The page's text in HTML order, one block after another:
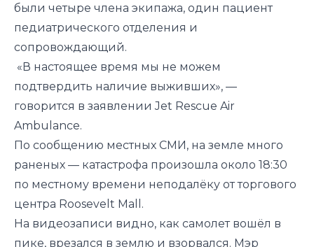
были четыре члена экипажа, один пациент
педиатрического отделения и
сопровождающий.
«В настоящее время мы не можем
подтвердить наличие выживших», —
говорится в заявлении Jet Rescue Air
Ambulance.
По сообщению местных СМИ, на земле много
раненых — катастрофа произошла около 18:30
по местному времени неподалёку от торгового
центра Roosevelt Mall.
На видеозаписи видно, как самолет вошёл в
пике, врезался в землю и взорвался. Мэр